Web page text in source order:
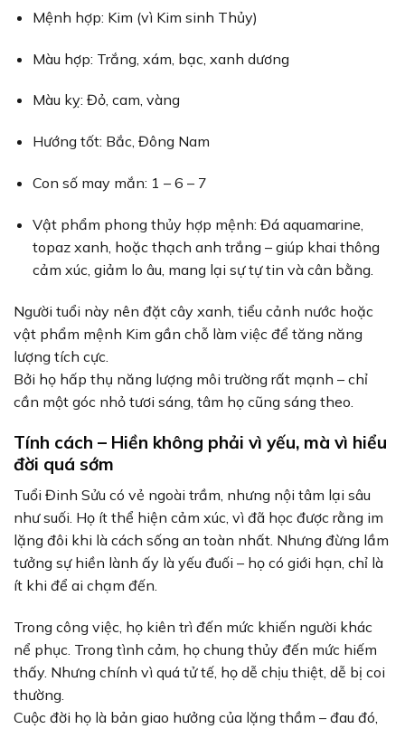
Mệnh hợp: Kim (vì Kim sinh Thủy)
Màu hợp: Trắng, xám, bạc, xanh dương
Màu kỵ: Đỏ, cam, vàng
Hướng tốt: Bắc, Đông Nam
Con số may mắn: 1 – 6 – 7
Vật phẩm phong thủy hợp mệnh: Đá aquamarine,
topaz xanh, hoặc thạch anh trắng – giúp khai thông
cảm xúc, giảm lo âu, mang lại sự tự tin và cân bằng.
Người tuổi này nên đặt cây xanh, tiểu cảnh nước hoặc
vật phẩm mệnh Kim gần chỗ làm việc để tăng năng
lượng tích cực.
Bởi họ hấp thụ năng lượng môi trường rất mạnh – chỉ
cần một góc nhỏ tươi sáng, tâm họ cũng sáng theo.
Tính cách – Hiền không phải vì yếu, mà vì hiểu
đời quá sớm
Tuổi Đinh Sửu có vẻ ngoài trầm, nhưng nội tâm lại sâu
như suối. Họ ít thể hiện cảm xúc, vì đã học được rằng im
lặng đôi khi là cách sống an toàn nhất. Nhưng đừng lầm
tưởng sự hiền lành ấy là yếu đuối – họ có giới hạn, chỉ là
ít khi để ai chạm đến.
Trong công việc, họ kiên trì đến mức khiến người khác
nể phục. Trong tình cảm, họ chung thủy đến mức hiếm
thấy. Nhưng chính vì quá tử tế, họ dễ chịu thiệt, dễ bị coi
thường.
Cuộc đời họ là bản giao hưởng của lặng thầm – đau đó,